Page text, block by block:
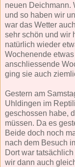
neuen Deichmann.
und so haben wir
war das Wetter
sehr schön und wir
natürlich wieder
Wochenende
anschliessende
ging sie auch
Gestern am
Uhldingen im
geschossen habe,
müssen. Da es
Beide doch noch
nach dem Besuch
Dort war
wir dann auch